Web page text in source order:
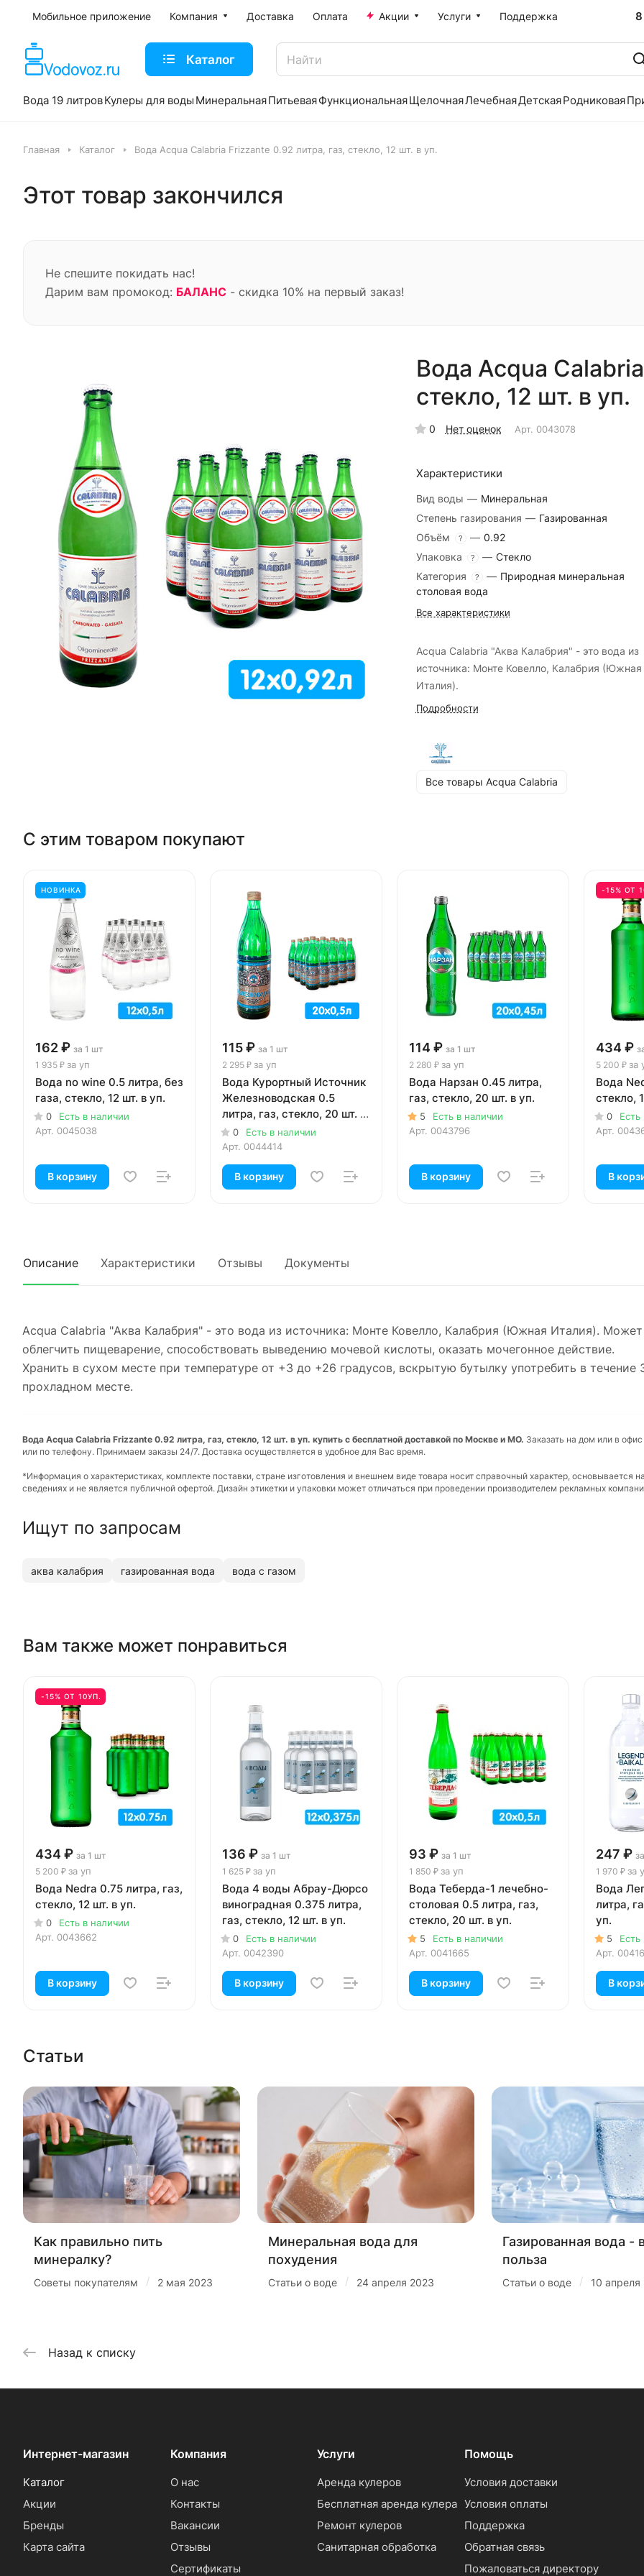
Мобильное приложение Компания Доставка Оплата Акции Услуги Поддержка
Каталог
Вода 19 литровКулеры для воды МинеральнаяПитьеваяФункциональнаяЩелочнаяЛечебнаяДетскаяРодниковая
Главная Каталог Вода Acqua Calabria Frizzante 0.92 литра, газ, стекло, 12 шт. в уп.
Этот товар закончился
Не спешите покидать нас!
Дарим вам промокод: БАЛАНС - скидка 10% на первый заказ!
Вода Acqua
стекло, 12 шт. в уп.
0 Нет оценок Арт. 0043078
Характеристики
Вид воды — Минеральная
Степень газирования — Газированная
Объём
? — 0.92
Упаковка
? — Стекло
Категория
? — Природная минеральная
столовая вода
Все характеристики
Acqua Calabria "Аква Калабрия" - это вода из
источника: Монте Ковелло, Калабрия (Южная
Италия).
Подробности
Все товары Acqua Calabria
С этим товаром покупают
НОВИНКА
162 ₽ за 1 шт
1 935 ₽ за уп
Вода no wine 0.5 литра, без
газа, стекло, 12 шт. в уп.
0
Есть в наличии
Арт. 0045038
В корзину
115 ₽ за 1 шт
2 295 ₽ за уп
Вода Курортный Источник
Железноводская 0.5
литра, газ, стекло, 20 шт. в
уп.
0
Есть в наличии
Арт. 0044414
В корзину
114 ₽ за 1 шт
2 280 ₽ за уп
Вода Нарзан 0.45 литра,
газ, стекло, 20 шт. в уп.
5
Есть в наличии
Арт. 0043796
В корзину
-15% ОТ
434 ₽
5 200 ₽ за
Вода
стекло,
0
Есть
Арт.
В
Описание Характеристики Отзывы Документы
Acqua Calabria "Аква Калабрия" - это вода из источника: Монте Ковелло, Калабрия (Южная Италия).
облегчить пищеварение, способствовать выведению мочевой кислоты, оказать мочегонное действие.
Хранить в сухом месте при температуре от +3 до +26 градусов, вскрытую бутылку употребить в течение
прохладном месте.
Вода Acqua Calabria Frizzante 0.92 литра, газ, стекло, 12 шт. в уп. купить с бесплатной доставкой по Москве и МО. Заказать на дом или в
или по телефону. Принимаем заказы 24/7. Доставка осуществляется в удобное для Вас время.
*Информация о характеристиках, комплекте поставки, стране изготовления и внешнем виде товара носит справочный характер, основывается
сведениях и не является публичной офертой. Дизайн этикетки и упаковки может отличаться при проведении производителем рекламных
Ищут по запросам
аква калабрия газированная вода вода с газом
Вам также может понравиться
-15% ОТ 10УП.
434 ₽ за 1 шт
5 200 ₽ за уп
Вода Nedra 0.75 литра, газ,
стекло, 12 шт. в уп.
0
Есть в наличии
Арт. 0043662
В корзину
136 ₽ за 1 шт
1 625 ₽ за уп
Вода 4 воды Абрау-Дюрсо
виноградная 0.375 литра,
газ, стекло, 12 шт. в уп.
0
Есть в наличии
Арт. 0042390
В корзину
93 ₽ за 1 шт
1 850 ₽ за уп
Вода Теберда-1 лечебно-
столовая 0.5 литра, газ,
стекло, 20 шт. в уп.
5
Есть в наличии
Арт. 0041665
В корзину
247 ₽
1 970 ₽ за
Вода
литра,
уп.
5
Есть
Арт.
В
Статьи
Как правильно пить
минералку?
Советы покупателям / 2 мая 2023
Минеральная вода для
похудения
Статьи о воде / 24 апреля 2023
Газированная вода -
польза
Статьи о воде / 10 апреля
Назад к списку
Интернет-магазин
Каталог
Акции
Бренды
Карта сайта
Компания
О нас
Контакты
Вакансии
Отзывы
Сертификаты
Услуги
Аренда кулеров
Бесплатная аренда кулера
Ремонт кулеров
Санитарная обработка
Помощь
Условия доставки
Условия оплаты
Поддержка
Обратная связь
Пожаловаться директору